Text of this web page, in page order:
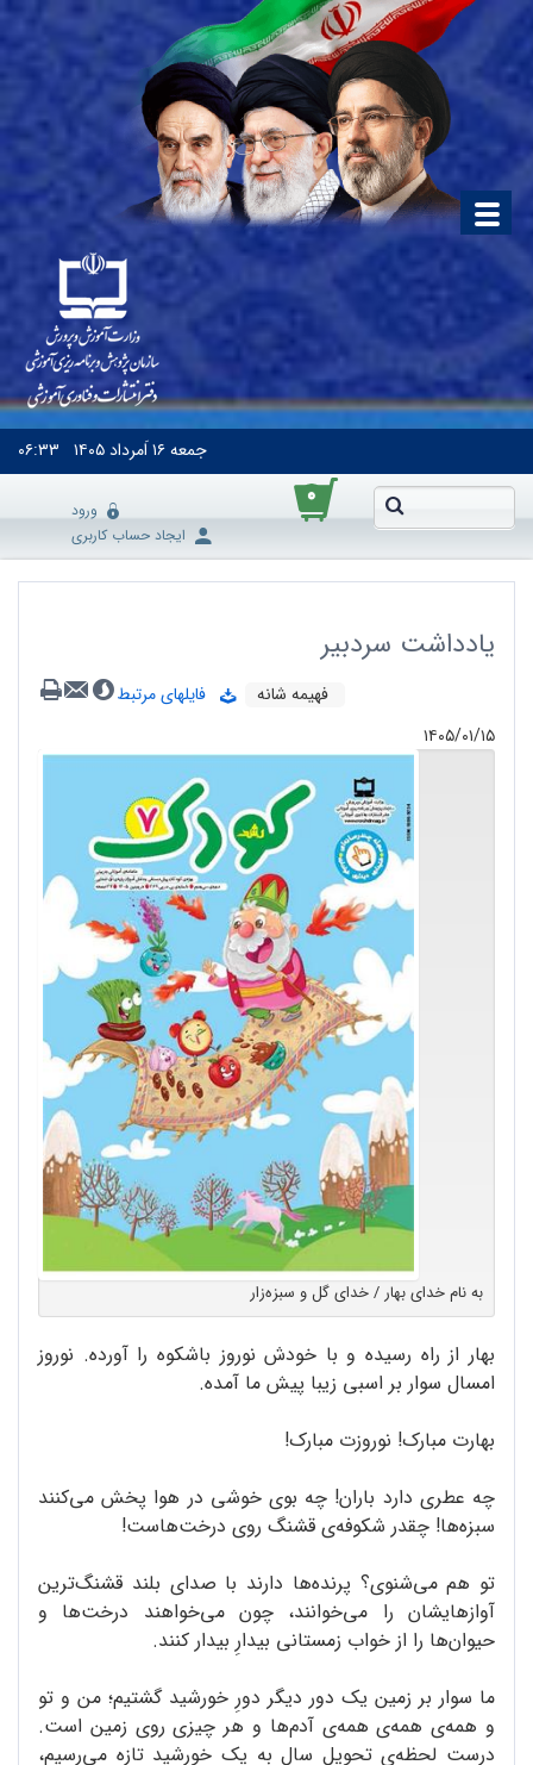
جمعه۱۶ اَمرداد ۱۴۰۵ ۰۶:۳۳
۰
ورود
ایجاد حساب کاربری
یادداشت سردبیر
فهیمه شانه
فایلهای مرتبط
۱۴۰۵/۰۱/۱۵
به نام خدای بهار / خدای گل و سبزه‌زار
بهار از راه رسیده و با خودش نوروز باشکوه را آورده. نوروز
امسال سوار بر اسبی زیبا پیش ما آمده.
بهارت مبارک! نوروزت مبارک!
چه عطری دارد باران! چه بوی خوشی در هوا پخش می‌کنند
سبزه‌ها! چقدر شکوفه‌ی قشنگ روی درخت‌هاست!
تو هم می‌شنوی؟ پرنده‌ها دارند با صدای بلند قشنگ‌ترین
آوازهایشان را می‌خوانند، چون می‌خواهند درخت‌ها و
حیوان‌ها را از خواب زمستانی بیدارِ بیدار کنند.
ما سوار بر زمین یک دور دیگر دورِ خورشید گشتیم؛ من و تو
و همه‌ی همه‌ی همه‌ی آدم‌ها و هر چیزی روی زمین است.
درست لحظه‌ی تحویل سال به یک خورشید تازه می‌رسیم،